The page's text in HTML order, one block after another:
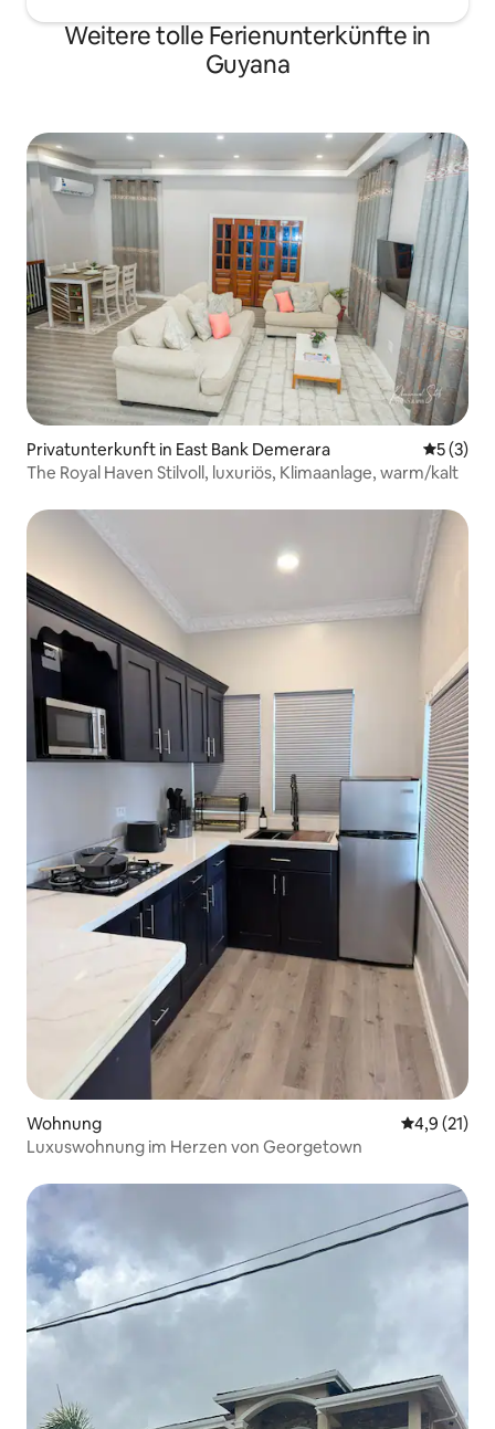
Weitere tolle Ferienunterkünfte in
Guyana
Privatunterkunft in East Bank Demerara
5 (3)
The Royal Haven Stilvoll, luxuriös, Klimaanlage, warm/kalt
Wohnung
4,9 (21)
Luxuswohnung im Herzen von Georgetown